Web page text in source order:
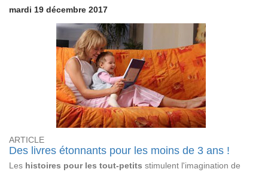
mardi 19 décembre 2017
ARTICLE
Des livres étonnants pour les moins de 3 ans !
Les histoires pour les tout-petits stimulent l'imagination de